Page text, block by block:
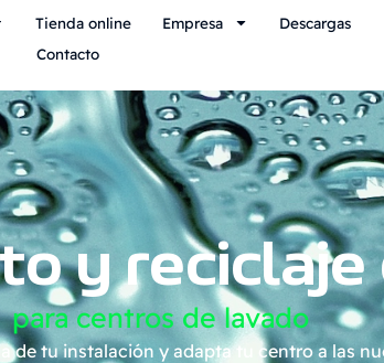
Tienda online Empresa
Descargas
Contacto
y reciclaje
para centros de lavado
de tu instalación y adapta tu centro a las